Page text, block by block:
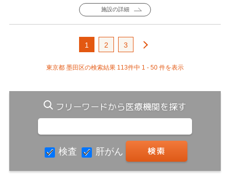
施設の詳細
1 2 3
東京都 墨田区の検索結果 113件中 1 - 50 件を表示
フリーワードから医療機関を探す
検査 肝がん